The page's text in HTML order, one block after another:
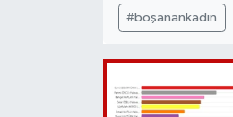
#boşanankadın